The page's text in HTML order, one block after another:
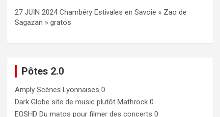
27 JUIN 2024 Chambéry Estivales en Savoie « Zao de
Sagazan » gratos
Pôtes 2.0
Amply Scènes Lyonnaises 0
Dark Globe site de music plutôt Mathrock 0
EOSHD Du matos pour filmer des concerts 0